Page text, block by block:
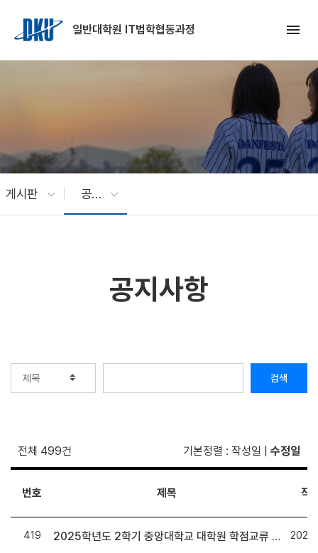
일반대학원 IT법학협동과정
menu
게시판 공지사항
공지사항
검색
전체 499건 기본정렬 : 작성일 수정일
번호 제목 작
419 2025학년도 2학기 중앙대학교 대학원 학점교류 수학 안내